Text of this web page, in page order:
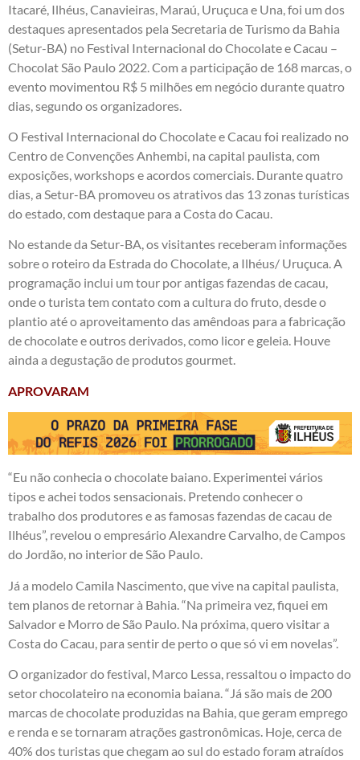
Itacaré, Ilhéus, Canavieiras, Maraú, Uruçuca e Una, foi um dos
destaques apresentados pela Secretaria de Turismo da Bahia
(Setur-BA) no Festival Internacional do Chocolate e Cacau –
Chocolat São Paulo 2022. Com a participação de 168 marcas, o
evento movimentou R$ 5 milhões em negócio durante quatro
dias, segundo os organizadores.
O Festival Internacional do Chocolate e Cacau foi realizado no
Centro de Convenções Anhembi, na capital paulista, com
exposições, workshops e acordos comerciais. Durante quatro
dias, a Setur-BA promoveu os atrativos das 13 zonas turísticas
do estado, com destaque para a Costa do Cacau.
No estande da Setur-BA, os visitantes receberam informações
sobre o roteiro da Estrada do Chocolate, a Ilhéus/ Uruçuca. A
programação inclui um tour por antigas fazendas de cacau,
onde o turista tem contato com a cultura do fruto, desde o
plantio até o aproveitamento das amêndoas para a fabricação
de chocolate e outros derivados, como licor e geleia. Houve
ainda a degustação de produtos gourmet.
APROVARAM
“Eu não conhecia o chocolate baiano. Experimentei vários
tipos e achei todos sensacionais. Pretendo conhecer o
trabalho dos produtores e as famosas fazendas de cacau de
Ilhéus”, revelou o empresário Alexandre Carvalho, de Campos
do Jordão, no interior de São Paulo.
Já a modelo Camila Nascimento, que vive na capital paulista,
tem planos de retornar à Bahia. “Na primeira vez, fiquei em
Salvador e Morro de São Paulo. Na próxima, quero visitar a
Costa do Cacau, para sentir de perto o que só vi em novelas”.
O organizador do festival, Marco Lessa, ressaltou o impacto do
setor chocolateiro na economia baiana. “Já são mais de 200
marcas de chocolate produzidas na Bahia, que geram emprego
e renda e se tornaram atrações gastronômicas. Hoje, cerca de
40% dos turistas que chegam ao sul do estado foram atraídos